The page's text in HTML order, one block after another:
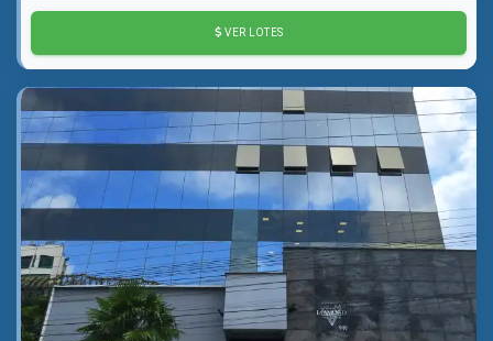
VER LOTES